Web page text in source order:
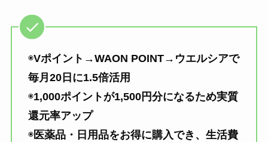
◉Vポイント→WAON POINT→ウエルシアで
毎月20日に1.5倍活用
◉1,000ポイントが1,500円分になるため実質
還元率アップ
◉医薬品・日用品をお得に購入でき、生活費